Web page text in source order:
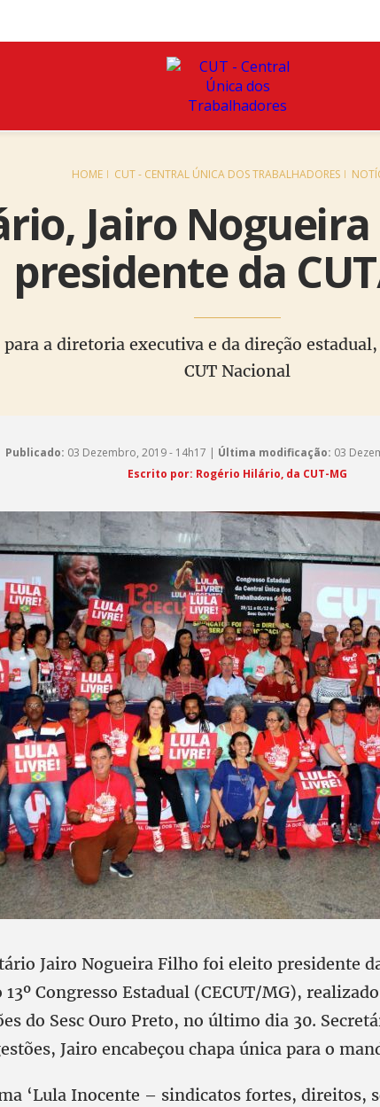
HOME CUT - CENTRAL ÚNICA DOS TRABALHADORES
Jairo
presidente da
a diretoria executiva e da direção
CUT Nacional
Publicado: 03 Dezembro, 2019 - 14h17 | Última modificação: 03
Escrito por: Rogério Hilário, da CUT-MG
Jairo Nogueira Filho foi eleito presidente
Congresso Estadual (CECUT/MG),
do Sesc Ouro Preto, no último dia 30.
Jairo encabeçou chapa única para o
‘Lula Inocente – sindicatos fortes, direitos,